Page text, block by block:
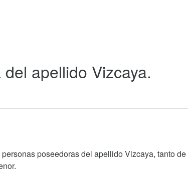
apellido Vizcaya.
poseedoras del apellido Vizcaya, tanto